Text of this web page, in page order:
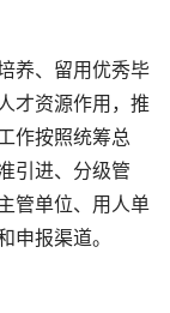
养、留用优秀毕
才资源作用，推
作按照统筹总
引进、分级管
管单位、用人单
申报渠道。